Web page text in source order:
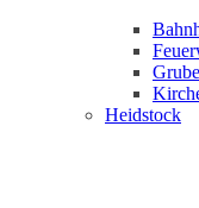
Heidstock